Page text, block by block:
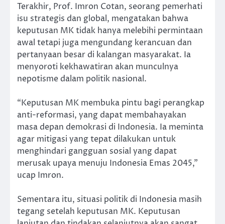
Terakhir, Prof. Imron Cotan, seorang pemerhati
isu strategis dan global, mengatakan bahwa
keputusan MK tidak hanya melebihi permintaan
awal tetapi juga mengundang kerancuan dan
pertanyaan besar di kalangan masyarakat. Ia
menyoroti kekhawatiran akan munculnya
nepotisme dalam politik nasional.
“Keputusan MK membuka pintu bagi perangkap
anti-reformasi, yang dapat membahayakan
masa depan demokrasi di Indonesia. Ia meminta
agar mitigasi yang tepat dilakukan untuk
menghindari gangguan sosial yang dapat
merusak upaya menuju Indonesia Emas 2045,”
ucap Imron.
Sementara itu, situasi politik di Indonesia masih
tegang setelah keputusan MK. Keputusan